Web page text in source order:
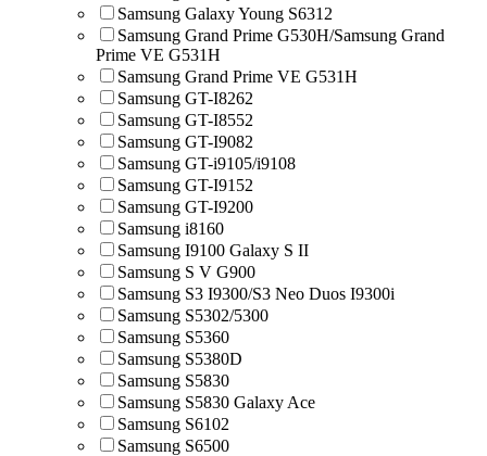
Samsung Galaxy Young S6312
Samsung Grand Prime G530H/Samsung Grand
Prime VE G531H
Samsung Grand Prime VE G531H
Samsung GT-I8262
Samsung GT-I8552
Samsung GT-I9082
Samsung GT-i9105/i9108
Samsung GT-I9152
Samsung GT-I9200
Samsung i8160
Samsung I9100 Galaxy S II
Samsung S V G900
Samsung S3 I9300/S3 Neo Duos I9300i
Samsung S5302/5300
Samsung S5360
Samsung S5380D
Samsung S5830
Samsung S5830 Galaxy Ace
Samsung S6102
Samsung S6500